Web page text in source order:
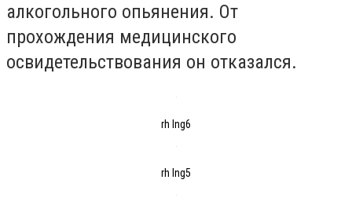
алкогольного опьянения. От
прохождения медицинского
освидетельствования он отказался.
rh lng6
rh lng5